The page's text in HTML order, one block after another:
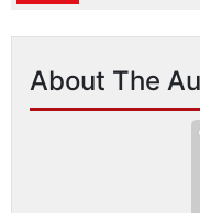
About The